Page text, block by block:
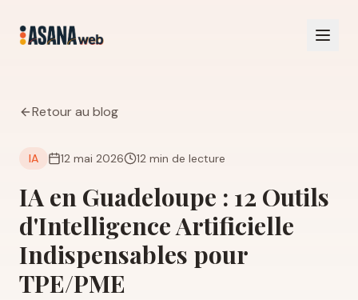
Retour au blog
IA 12 mai 2026 12 min de lecture
IA en Guadeloupe : 12 Outils
d'Intelligence Artificielle
Indispensables pour
TPE/PME